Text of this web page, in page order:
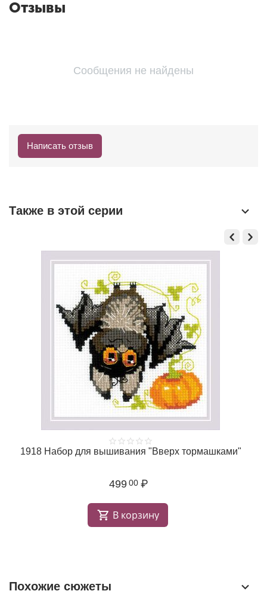
Отзывы
Сообщения не найдены
Написать отзыв
Также в этой серии
1918 Набор для вышивания "Вверх тормашками"
499 00 ₽
В корзину
Похожие сюжеты